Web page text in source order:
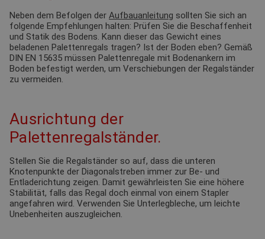
Neben dem Befolgen der Aufbauanleitung sollten Sie sich an
folgende Empfehlungen halten: Prüfen Sie die Beschaffenheit
und Statik des Bodens. Kann dieser das Gewicht eines
beladenen Palettenregals tragen? Ist der Boden eben? Gemäß
DIN EN 15635 müssen Palettenregale mit Bodenankern im
Boden befestigt werden, um Verschiebungen der Regalständer
zu vermeiden.
Ausrichtung der
Palettenregalständer.
Stellen Sie die Regalständer so auf, dass die unteren
Knotenpunkte der Diagonalstreben immer zur Be- und
Entladerichtung zeigen. Damit gewährleisten Sie eine höhere
Stabilität, falls das Regal doch einmal von einem Stapler
angefahren wird. Verwenden Sie Unterlegbleche, um leichte
Unebenheiten auszugleichen.